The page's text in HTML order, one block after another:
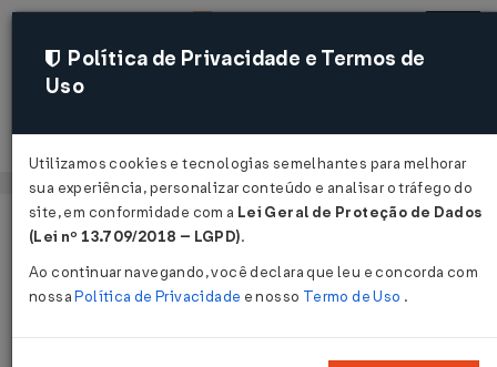
Acessar
Página Inicial
Notícias
Trabalhador...
Voltar
Política de Privacidade e Termos de
Uso
Utilizamos cookies e tecnologias semelhantes para melhorar
sua experiência, personalizar conteúdo e analisar o tráfego do
site, em conformidade com a Lei Geral de Proteção de Dados
(Lei nº 13.709/2018 – LGPD).
Ao continuar navegando, você declara que leu e concorda com
nossaPolítica de Privacidade e nosso Termo de Uso .